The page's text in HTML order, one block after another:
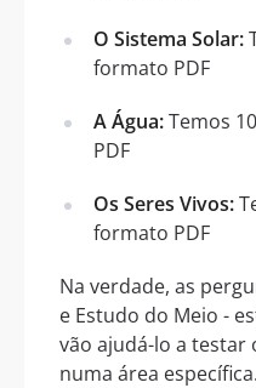
O Sistema Solar:
formato PDF
A Água:Temos
PDF
Os Seres Vivos:
formato PDF
Na verdade, as
e Estudo do Meio -
vão ajudá-lo a testar
numa área específica.